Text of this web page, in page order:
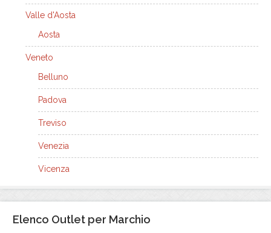
Valle d'Aosta
Aosta
Veneto
Belluno
Padova
Treviso
Venezia
Vicenza
Elenco Outlet per Marchio